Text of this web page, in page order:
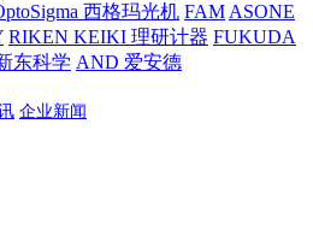
西格玛光机 FAM ASONE
RIKEN KEIKI 理研计器 FUKUDA
东科学 AND 爱安德
企业新闻